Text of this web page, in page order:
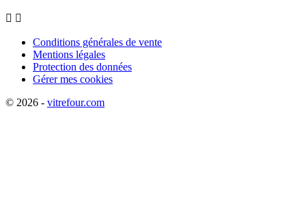
 
Conditions générales de vente
Mentions légales
Protection des données
Gérer mes cookies
© 2026 - vitrefour.com